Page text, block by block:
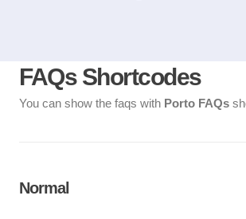
FAQs Shortcodes
You can show the faqs with Porto FAQs
Normal